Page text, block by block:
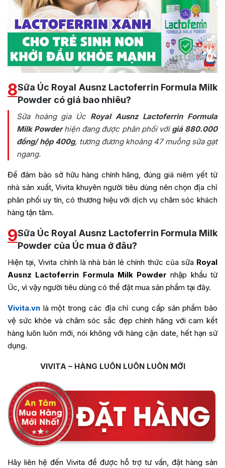
8Sữa Úc Royal Ausnz Lactoferrin Formula Milk
Powder có giá bao nhiêu?
Sữa hoàng gia Úc Royal Ausnz Lactoferrin Formula
Milk Powderhiện đang được phân phối vớigiá 880.000
đồng/ hộp 400g, tương đương khoảng 47 muỗng sữa gạt
ngang.
Để đảm bảo sở hữu hàng chính hãng, đúng giá niêm yết từ
nhà sản xuất, Vivita khuyên người tiêu dùng nên chọn địa chỉ
phân phối uy tín, có thương hiệu với dịch vụ chăm sóc khách
hàng tận tâm.
9Sữa Úc Royal Ausnz Lactoferrin Formula Milk
Powder của Úc mua ở đâu?
Hiện tại, Vivita chính là nhà bán lẻ chính thức của sữa Royal
Ausnz Lactoferrin Formula Milk Powder nhập khẩu từ
Úc, vì vậy người tiêu dùng có thể đặt mua sản phẩm tại đây.
Vivita.vn là một trong các địa chỉ cung cấp sản phẩm bảo
vệ sức khỏe và chăm sóc sắc đẹp chính hãng với cam kết
hàng luôn luôn mới, nói không với hàng cận date, hết hạn sử
dụng.
VIVITA – HÀNG LUÔN LUÔN LUÔN MỚI
Hãy liên hệ đến Vivita để được hỗ trợ tư vấn, đặt hàng sản